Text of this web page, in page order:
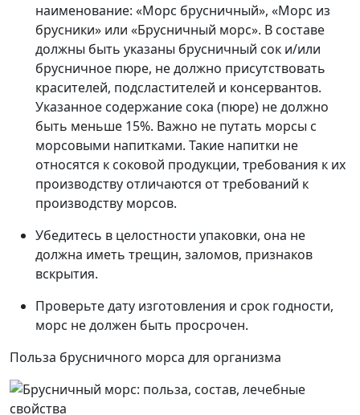
наименование: «Морс брусничный», «Морс из
брусники» или «Брусничный морс». В составе
должны быть указаны брусничный сок и/или
брусничное пюре, не должно присутствовать
красителей, подсластителей и консервантов.
Указанное содержание сока (пюре) не должно
быть меньше 15%. Важно не путать морсы с
морсовыми напитками. Такие напитки не
относятся к соковой продукции, требования к их
производству отличаются от требований к
производству морсов.
Убедитесь в целостности упаковки, она не
должна иметь трещин, заломов, признаков
вскрытия.
Проверьте дату изготовления и срок годности,
морс не должен быть просрочен.
Польза брусничного морса для организма